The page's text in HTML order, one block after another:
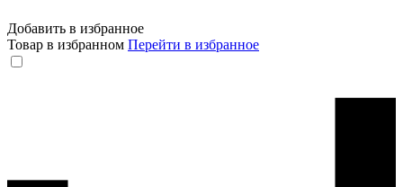
Добавить в избранное
Товар в избранном Перейти в избранное